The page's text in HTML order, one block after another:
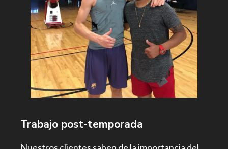
Trabajo post-temporada